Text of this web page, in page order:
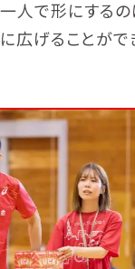
一人で形にする
に広げることがで